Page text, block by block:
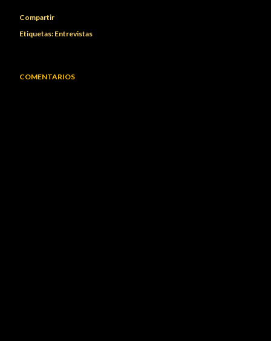
Compartir
Etiquetas: Entrevistas
COMENTARIOS